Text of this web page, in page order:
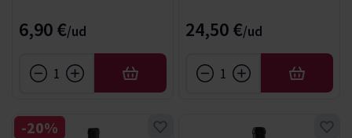
6,90 €
AFEGIR
24,50 €
AFEGIR
-20%